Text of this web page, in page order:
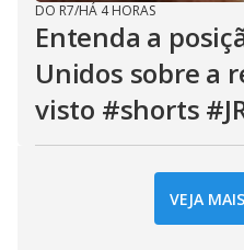
DO R7/HÁ 4 HORAS
Entenda a
Unidos sobre a
visto #shorts
VEJA